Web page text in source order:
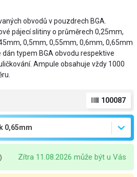
obvodů v pouzdrech BGA.
pájecí slitiny o průměrech 0,25mm,
0,5mm, 0,55mm, 0,6mm, 0,65mm
typem BGA obvodu respektive
Ampule obsahuje vždy 1000
100087
Zítra 11.08.2026 může být u Vás